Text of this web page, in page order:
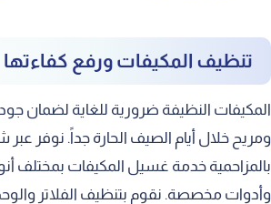
تنظيف المكيفات ورفع كفاءتها
المكيفات النظيفة ضرورية للغاية لضمان
ومريح خلال أيام الصيف الحارة جداً. نوفر
بالمزاحمية خدمة غسيل المكيفات بمختلف
وأدوات مخصصة. نقوم بتنظيف الفلاتر